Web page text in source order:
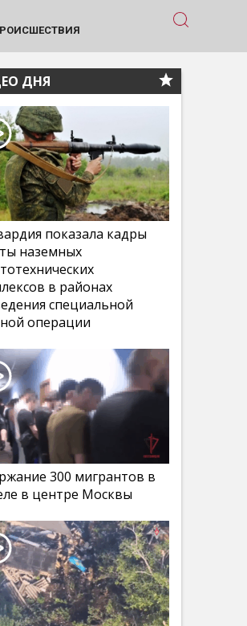
ДНЯ
показала кадры
наземных
в районах
специальной
операции
300 мигрантов в
в центре Москвы